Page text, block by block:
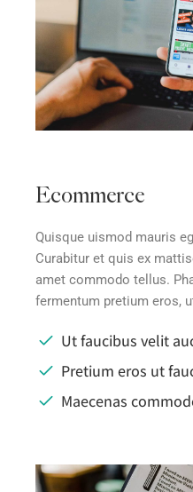
Ecommerce
Quisque uismod mauris
Curabitur et quis ex
amet commodo tellus.
fermentum pretium eros,
Ut faucibus velit
Pretium eros ut
Maecenas